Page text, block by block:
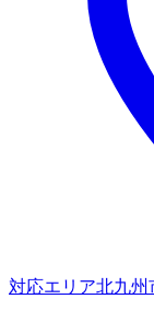
対応エリア北九州